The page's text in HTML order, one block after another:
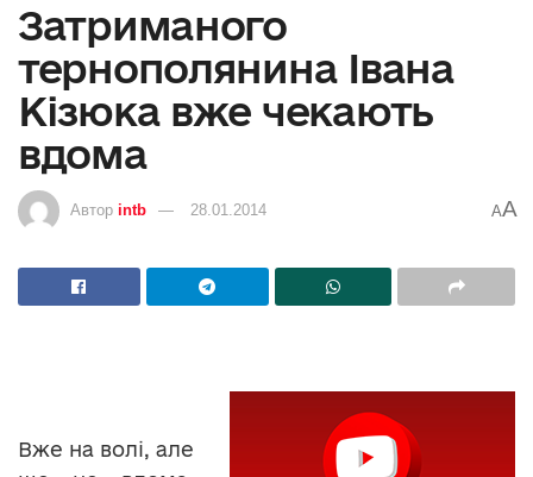
Затриманого
тернополянина Івана
Кізюка вже чекають
вдома
Автор intb 28.01.2014 AA
Вже на волі, але